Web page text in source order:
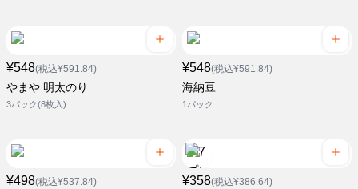
¥548(税込¥591.84)
やまや 明太のり
3パック(8枚入)
¥548(税込¥591.84)
海納豆
1パック
¥498(税込¥537.84) ¥358(税込¥386.64)